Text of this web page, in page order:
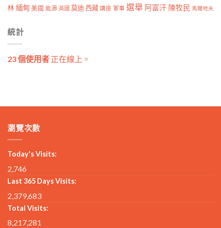
林 緬甸 美國 能源 英國 莫迪 西藏 講座 軍事 選舉 阿富汗 陳牧民 馬爾地夫
統計
23 個使用者 正在線上。
瀏覽次數
Today's Visits:
2,746
Last 365 Days Visits:
2,379,683
Total Visits:
8,217,281